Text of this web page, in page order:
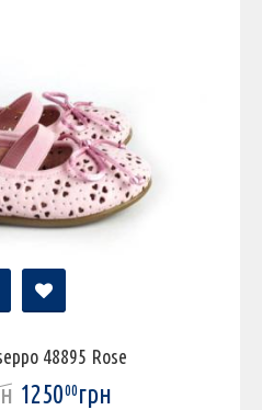
48895 Rose
125000грн